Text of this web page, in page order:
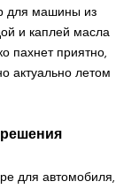
для машины из
и каплей масла
пахнет приятно,
актуально летом
для автомобиля,